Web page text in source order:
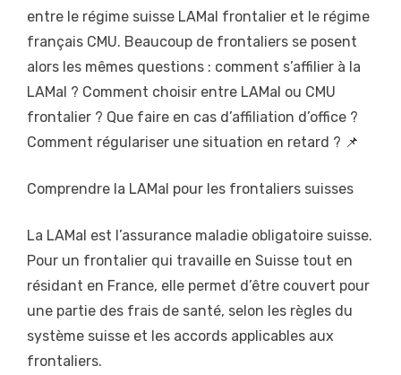
entre le régime suisse LAMal frontalier et le régime
français CMU. Beaucoup de frontaliers se posent
alors les mêmes questions : comment s’affilier à la
LAMal ? Comment choisir entre LAMal ou CMU
frontalier ? Que faire en cas d’affiliation d’office ?
Comment régulariser une situation en retard ? 📌
Comprendre la LAMal pour les frontaliers suisses
La LAMal est l’assurance maladie obligatoire suisse.
Pour un frontalier qui travaille en Suisse tout en
résidant en France, elle permet d’être couvert pour
une partie des frais de santé, selon les règles du
système suisse et les accords applicables aux
frontaliers.